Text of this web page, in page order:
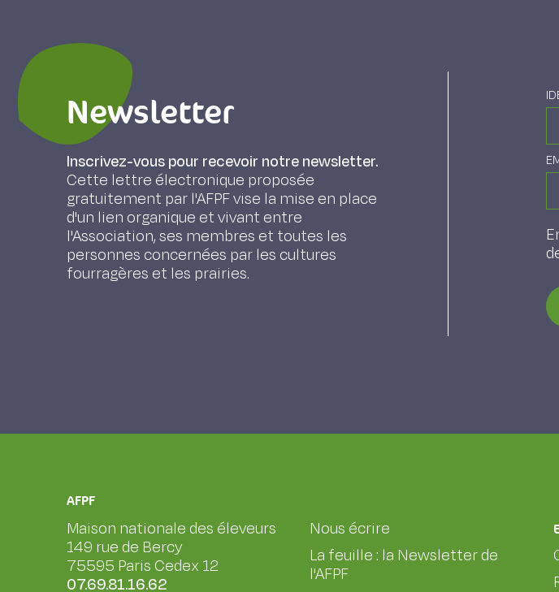
Newsletter
Inscrivez-vous pour recevoir notre newsletter.
Cette lettre électronique proposée
gratuitement par l'AFPF vise la mise en place
d'un lien organique et vivant entre
l'Association, ses membres et toutes les
personnes concernées par les cultures
fourragères et les prairies.
AFPF
Maison nationale des éleveurs
149 rue de Bercy
75595 Paris Cedex 12
07.69.81.16.62
Nous écrire
La feuille : la Newsletter de
l'AFPF